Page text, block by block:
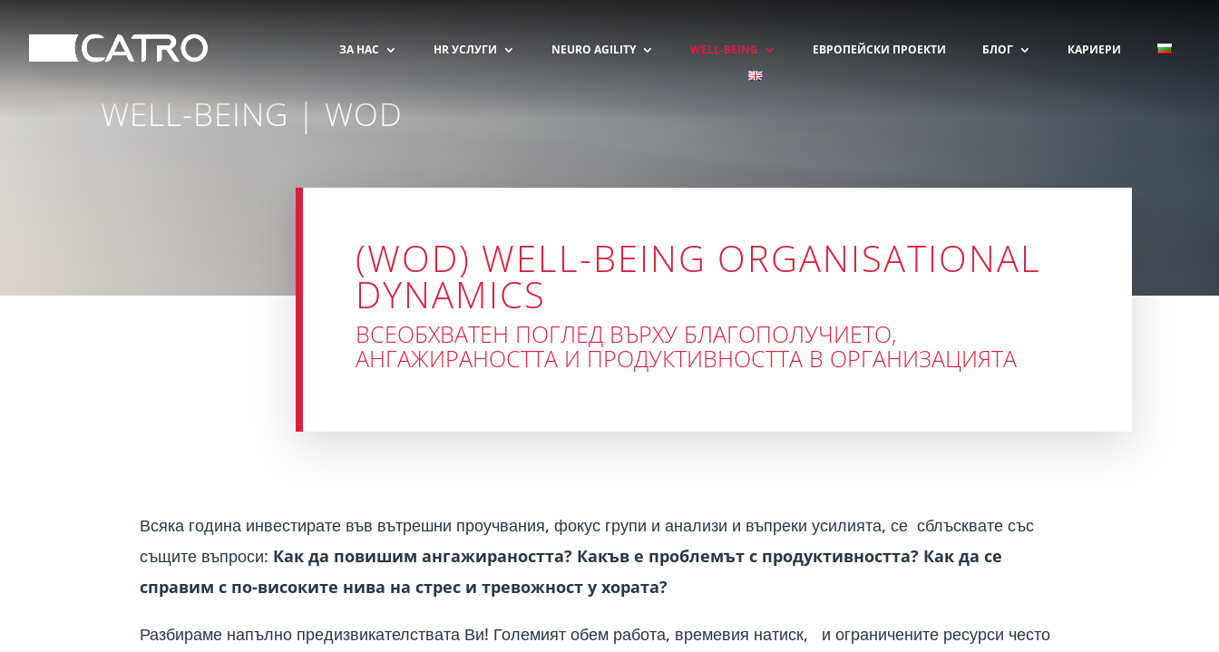
ЗА НАС HR УСЛУГИ NEURO AGILITY WELL-BEING ЕВРОПЕЙСКИ ПРОЕКТИ БЛОГ КАРИЕРИ
WELL-BEING | WOD
(WOD) WELL-BEING ORGANISATIONAL
DYNAMICS
ВСЕОБХВАТЕН ПОГЛЕД ВЪРХУ БЛАГОПОЛУЧИЕТО,
АНГАЖИРАНОСТТА И ПРОДУКТИВНОСТТА В ОРГАНИЗАЦИЯТА
Всяка година инвестирате във вътрешни проучвания, фокус групи и анализи и въпреки усилията, се сблъсквате със
същите въпроси: Как да повишим ангажираността? Какъв е проблемът с продуктивността? Как да се
справим с по-високите нива на стрес и тревожност у хората?
Разбираме напълно предизвикателствата Ви! Големият обем работа, времевия натиск, и ограничените ресурси често